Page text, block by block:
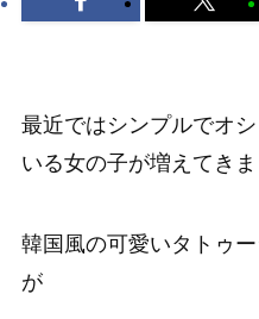
最近ではシンプルでオ
いる女の子が増えてきま
韓国風の可愛いタトゥ
が